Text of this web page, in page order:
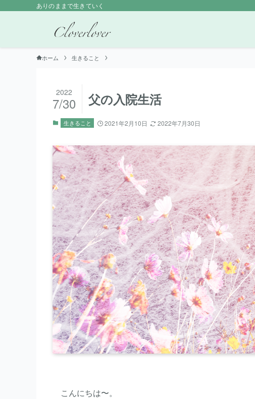
ありのままで生きていく
ホーム 生きること
父の入院生活
2022
7/30
生きること 2021年2月10日 2022年7月30日
こんにちは〜。